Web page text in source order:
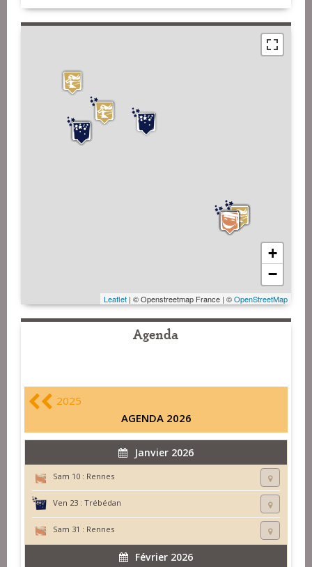
+
−
Leaflet | © Openstreetmap France | ©OpenStreetMap
Agenda
2025
AGENDA 2026
Janvier 2026
Sam 10 : Rennes
Ven 23 : Trébédan
Sam 31 : Rennes
Février 2026